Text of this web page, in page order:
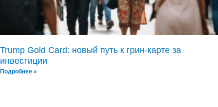
Trump Gold Card: новый путь к грин-карте за
инвестиции
Подробнее »